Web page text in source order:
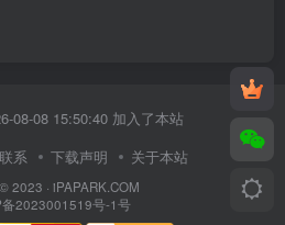
08-08 15:50:40 加入了本站
08-08 15:22:43 加入了本站
2026-08-08 15:21:58 加入了本站
系 下载声明 关于本站
2023 · iPAPARK.COM
备2023001519号-1号